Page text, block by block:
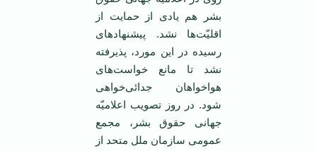
بشر هم یادی از حمایت از
اقلیّت‌ها نشد. پیشنهاد‌های
رسیده در این مورد، پذیرفته
نشد تا مانع خواست‌های
هواخواهان جدائی‌خواهی
شود. در روز تصویب اعلامیّه
جهانی حقوق بشر، مجمع
عمومی‌ سازمان ملل متحد از